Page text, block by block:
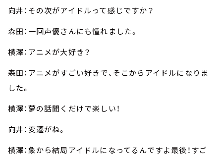
向井：その次がアイドルって感じですか？
森田：一回声優さんにも憧れました。
横澤：アニメが大好き？
森田：アニメがすごい好きで、そこからアイドルになりま
した。
横澤：夢の話聞くだけで楽しい！
向井：変遷がね。
横澤：象から結局アイドルになってるんですよ最後！すご